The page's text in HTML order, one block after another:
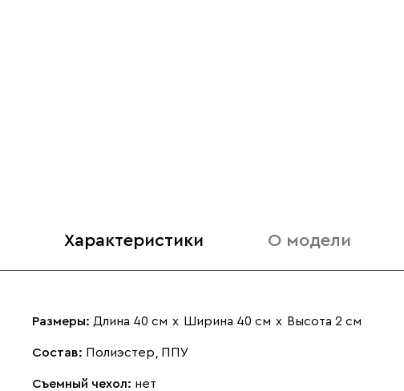
Характеристики О модели
Размеры: Длина 40 см х Ширина 40 см х Высота 2 см
Состав: Полиэстер, ППУ
Съемный чехол: нет